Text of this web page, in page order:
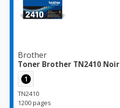
Brother
Toner Brother TN2410 Noir
1
TN2410
1200 pages